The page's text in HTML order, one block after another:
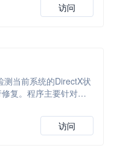
访问
测当前系统的DirectX状
复。程序主要针对
访问